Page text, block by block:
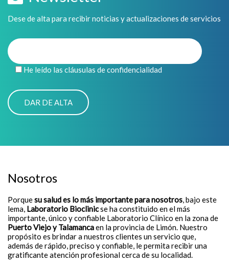
Dese de alta para recibir noticias y actualizaciones de servicios
He leído las cláusulas de confidencialidad
Nosotros
Porquesu salud es lo más importante para nosotros , bajo este
lema, Laboratorio Bioclinicse ha constituido en el más
importante, único y confiable Laboratorio Clínico en la zona de
Puerto Viejo y Talamancaen la provincia de Limón. Nuestro
propósito es brindar a nuestros clientes un servicio que,
además de rápido, preciso y confiable, le permita recibir una
gratificante atención profesional cerca de su localidad.